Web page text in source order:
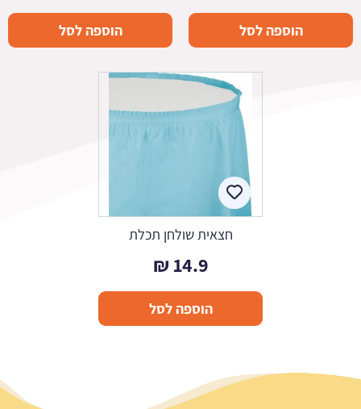
הוספה לסל הוספה לסל
חצאית שולחן תכלת
14.9
₪
הוספה לסל